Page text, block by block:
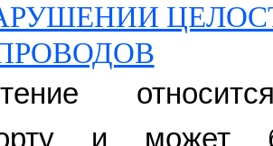
и может